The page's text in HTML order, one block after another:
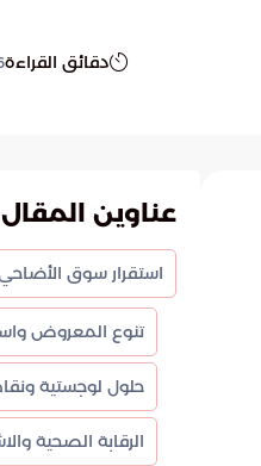
دقائق القراءة
عناوين المقال
تنوع المعروض
حلول لوجستية
الرقابة الصحية